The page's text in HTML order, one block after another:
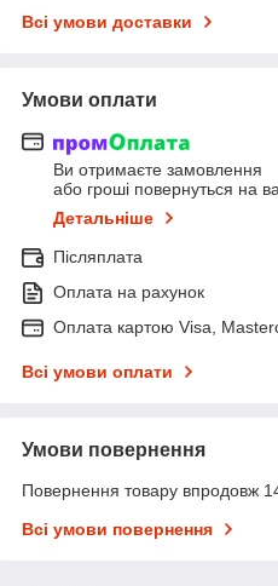
Всі умови доставки
Умови оплати
Ви отримаєте замовлення
або гроші повернуться на
Детальніше
Післяплата
Оплата на рахунок
Оплата картою Visa,
Всі умови оплати
Умови повернення
Повернення товару впродовж
Всі умови повернення